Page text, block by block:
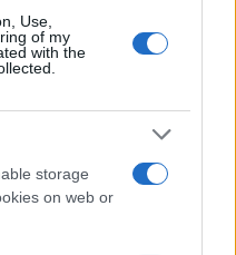
Use,
of my
with the
storage
on web or
especialmente en…